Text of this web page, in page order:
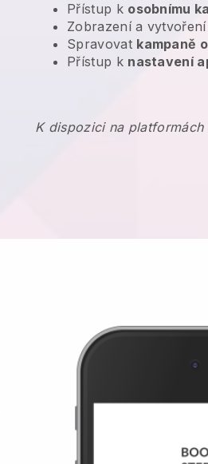
Přístup k osobnímu
Zobrazení a vytvoření
Spravovat kampaně
Přístup k nastavení
K dispozici na platformách